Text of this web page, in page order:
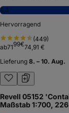
8,3
Hervorragend
(449)
ab7199€74,91 €
Lieferung 8. – 10. Aug.
Revell 05152
Maßstab 1:700,